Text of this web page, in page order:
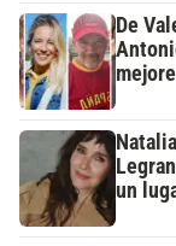
De
un